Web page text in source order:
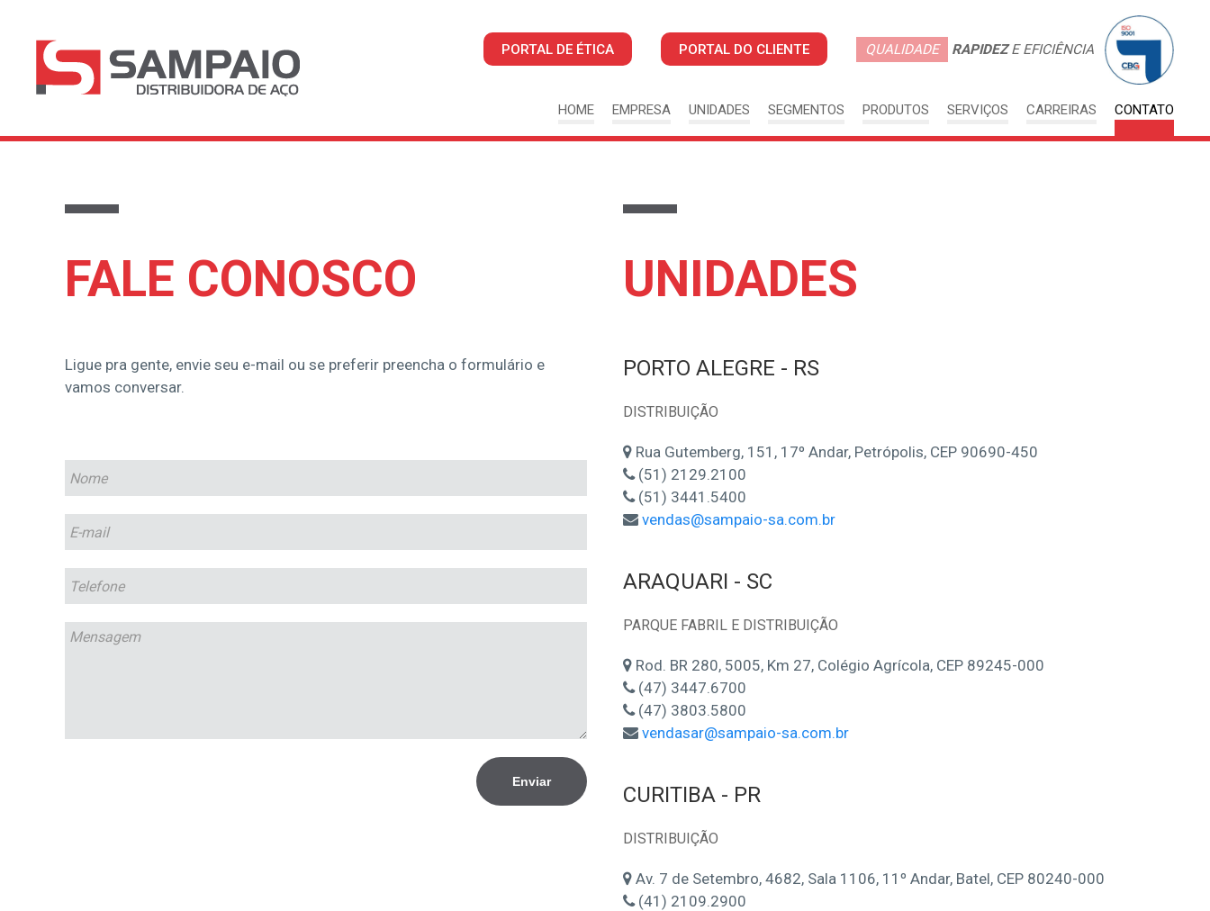
PORTAL DE ÉTICA PORTAL DO CLIENTE QUALIDADE RAPIDEZE EFICIÊNCIA
HOME EMPRESA UNIDADES SEGMENTOS PRODUTOS SERVIÇOS CARREIRAS CONTATO
FALE CONOSCO
Ligue pra gente, envie seu e-mail ou se preferir preencha o formulário e
vamos conversar.
Enviar
UNIDADES
PORTO ALEGRE - RS
DISTRIBUIÇÃO
Rua Gutemberg, 151, 17º Andar, Petrópolis, CEP 90690-450
(51) 2129.2100
(51) 3441.5400
vendas@sampaio-sa.com.br
ARAQUARI - SC
PARQUE FABRIL E DISTRIBUIÇÃO
Rod. BR 280, 5005, Km 27, Colégio Agrícola, CEP 89245-000
(47) 3447.6700
(47) 3803.5800
vendasar@sampaio-sa.com.br
CURITIBA - PR
DISTRIBUIÇÃO
Av. 7 de Setembro, 4682, Sala 1106, 11º Andar, Batel, CEP 80240-000
(41) 2109.2900